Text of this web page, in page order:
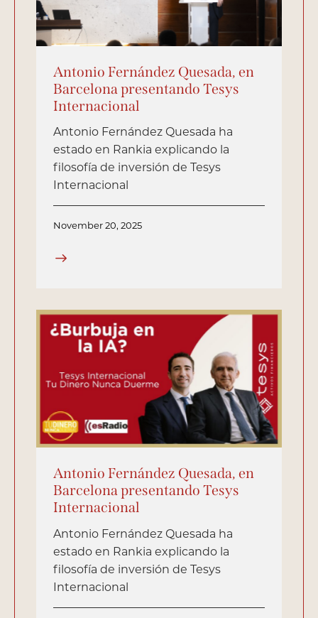
Antonio Fernández Quesada, en
Barcelona presentando Tesys
Internacional
Antonio Fernández Quesada ha
estado en Rankia explicando la
filosofía de inversión de Tesys
Internacional
November 20, 2025
Antonio Fernández Quesada, en
Barcelona presentando Tesys
Internacional
Antonio Fernández Quesada ha
estado en Rankia explicando la
filosofía de inversión de Tesys
Internacional